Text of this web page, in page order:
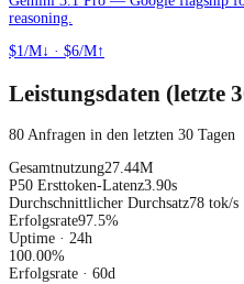
reasoning.
$1/M↓ · $6/M↑
Leistungsdaten (letzte
80 Anfragen in den letzten 30 Tagen
Gesamtnutzung27.44M
P50 Ersttoken-Latenz3.90s
Durchschnittlicher Durchsatz78 tok/s
Erfolgsrate97.5%
Uptime · 24h
100.00%
Erfolgsrate · 60d